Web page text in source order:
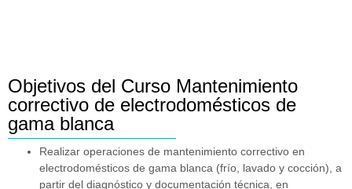
Objetivos del Curso Mantenimiento
correctivo de electrodomésticos de
gama blanca
Realizar operaciones de mantenimiento correctivo en
electrodomésticos de gama blanca (frío, lavado y cocción), a
partir del diagnóstico y documentación técnica, en